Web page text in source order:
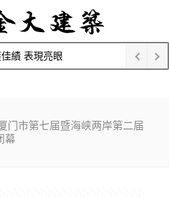
績 表現亮眼
门市第七届暨海峡两岸第二届
幕